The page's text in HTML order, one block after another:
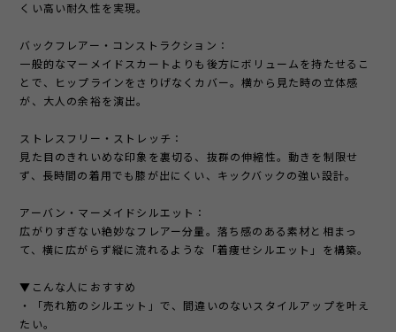
くい高い耐久性を実現。
バックフレアー・コンストラクション：
一般的なマーメイドスカートよりも後方にボリュームを持たせるこ
とで、ヒップラインをさりげなくカバー。横から見た時の立体感
が、大人の余裕を演出。
ストレスフリー・ストレッチ：
見た目のきれいめな印象を裏切る、抜群の伸縮性。動きを制限せ
ず、長時間の着用でも膝が出にくい、キックバックの強い設計。
アーバン・マーメイドシルエット：
広がりすぎない絶妙なフレアー分量。落ち感のある素材と相まっ
て、横に広がらず縦に流れるような「着痩せシルエット」を構築。
▼こんな人におすすめ
・「売れ筋のシルエット」で、間違いのないスタイルアップを叶え
たい。